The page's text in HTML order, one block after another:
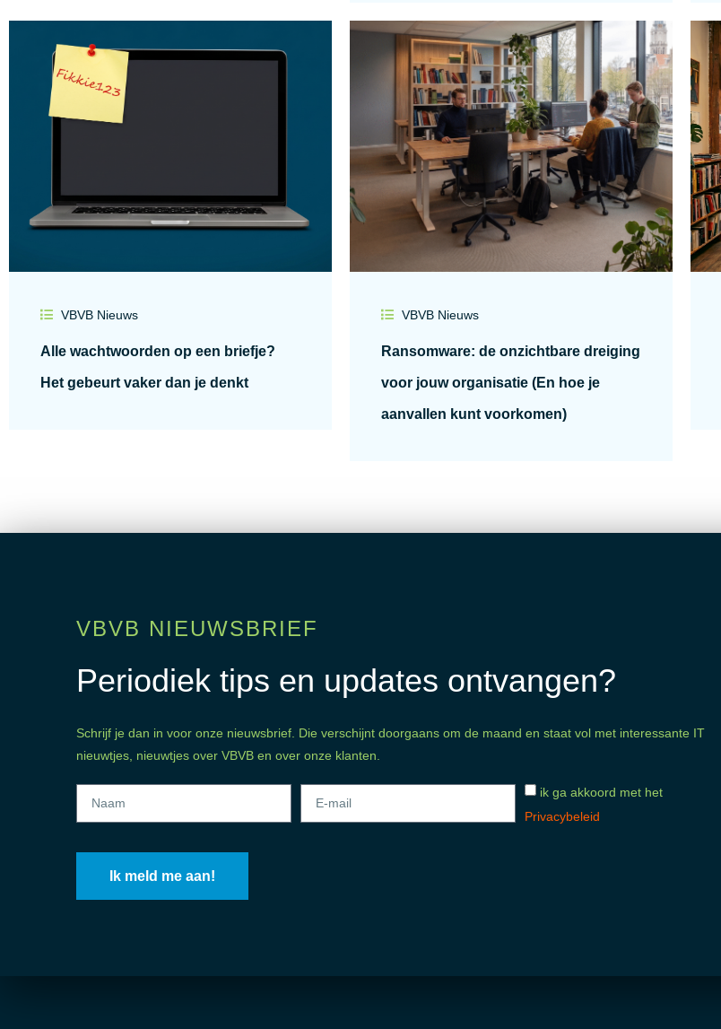
VBVB Nieuws
Alle wachtwoorden op een briefje?
Het gebeurt vaker dan je denkt
VBVB Nieuws
Ransomware: de onzichtbare dreiging
voor jouw organisatie (En hoe je
aanvallen kunt voorkomen)
VBVB NIEUWSBRIEF
Periodiek tips en updates ontvangen?
Schrijf je dan in voor onze nieuwsbrief. Die verschijnt doorgaans om de maand en staat vol met interessante IT
nieuwtjes, nieuwtjes over VBVB en over onze klanten.
ik ga akkoord met het
Privacybeleid
Ik meld me aan!